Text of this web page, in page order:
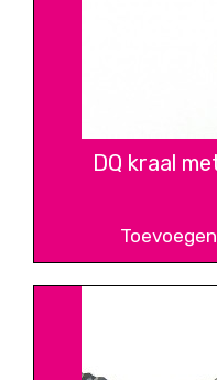
DQ kraal